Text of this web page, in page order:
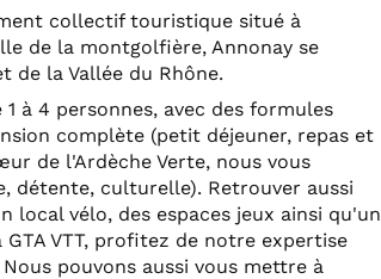
collectif touristique situé à
de la montgolfière, Annonay se
la Vallée du Rhône.
à 4 personnes, avec des formules
complète (petit déjeuner, repas et
de l'Ardèche Verte, nous vous
détente, culturelle). Retrouver aussi
local vélo, des espaces jeux ainsi qu'un
VTT, profitez de notre expertise
pouvons aussi vous mettre à